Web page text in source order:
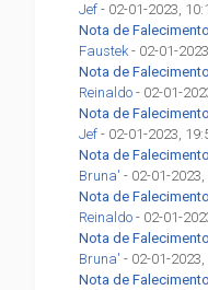
Jef - 02-01-2023,
Nota de
Faustek- 02-01-
Nota de
Reinaldo - 02-01-
Nota de
Jef - 02-01-2023,
Nota de
Bruna' - 02-01-2023,
Nota de
Reinaldo - 02-01-
Nota de
Bruna' - 02-01-2023,
Nota de